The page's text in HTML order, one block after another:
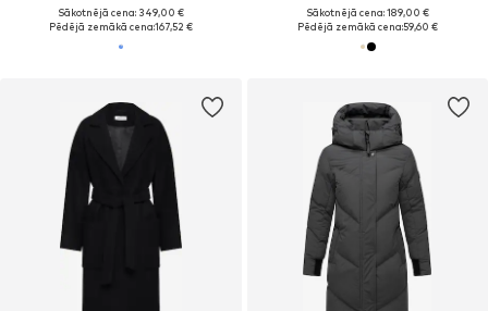
Sākotnējā cena: 349,00 €
Pēdējā zemākā cena:167,52 €
Sākotnējā cena: 189,00 €
Pēdējā zemākā cena:59,60 €